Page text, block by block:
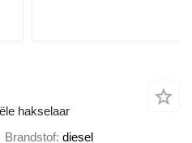
hakselaar
Brandstof diesel